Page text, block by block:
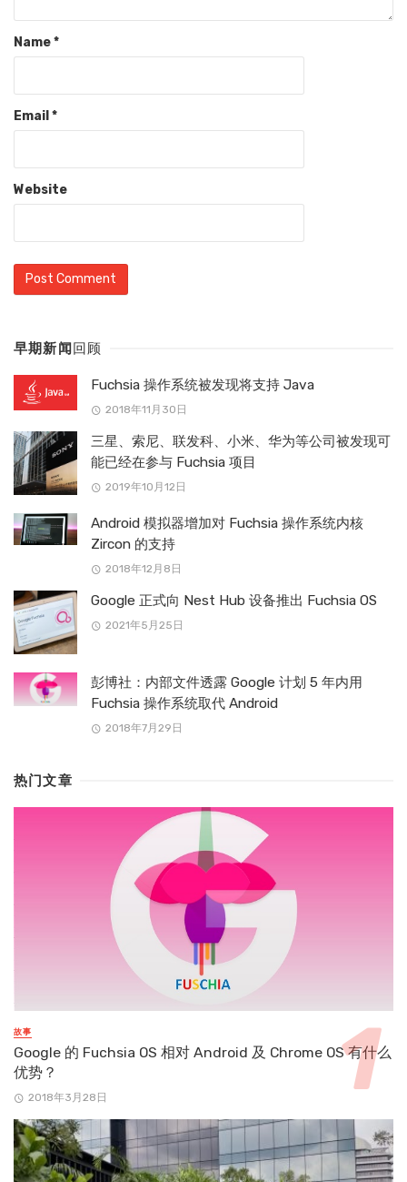
Name*
Email *
Website
早期新闻回顾
Fuchsia 操作系统被发现将支持 Java
2018年11月30日
三星、索尼、联发科、小米、华为等公司被发现可
能已经在参与 Fuchsia 项目
2019年10月12日
Android 模拟器增加对 Fuchsia 操作系统内核
Zircon 的支持
2018年12月8日
Google 正式向 Nest Hub 设备推出 Fuchsia OS
2021年5月25日
彭博社：内部文件透露 Google 计划 5 年内用
Fuchsia 操作系统取代 Android
2018年7月29日
热门文章
故事
Google 的 Fuchsia OS 相对 Android 及 Chrome OS 有什么
优势？
2018年3月28日